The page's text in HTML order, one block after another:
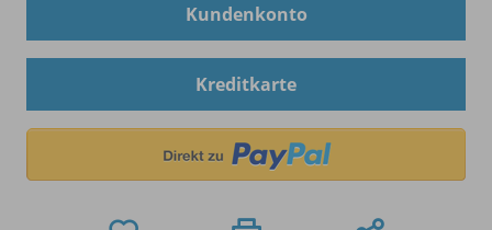
Kundenkonto
Kreditkarte